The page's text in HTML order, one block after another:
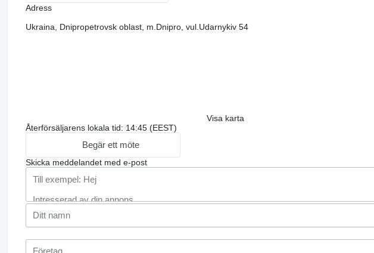
Adress
Ukraina, Dnipropetrovsk oblast, m.Dnipro, vul.Udarnykiv 54
Visa karta
Återförsäljarens lokala tid: 14:45 (EEST)
Begär ett möte
Skicka meddelandet med e-post